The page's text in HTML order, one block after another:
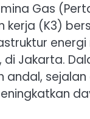
Gas
(K3)
di Jakarta.